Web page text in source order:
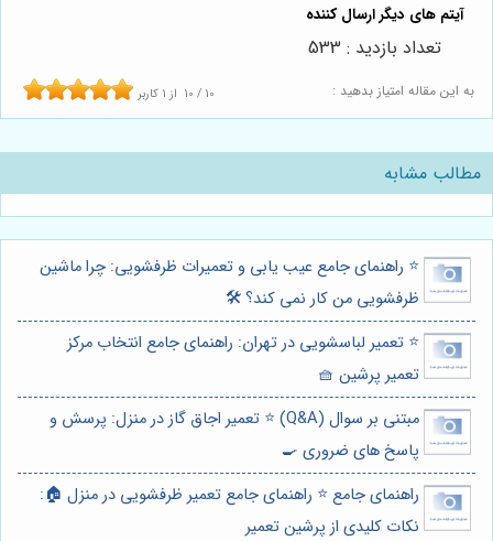
به این مقاله امتیاز بدهید : 10 / 10 از 1 کاربر
تعداد بازدید : 533
مطالب مشابه
⭐️ راهنمای جامع عیب یابی و تعمیرات ظرفشویی: چرا ماشین
ظرفشویی من کار نمی کند؟ 🛠️
⭐️ تعمیر لباسشویی در تهران: راهنمای جامع انتخاب مرکز
تعمیر پرشین 🧺
مبتنی بر سوال (Q&A) ⭐️ تعمیر اجاق گاز در منزل: پرسش و
پاسخ های ضروری 🍳
راهنمای جامع ⭐️ راهنمای جامع تعمیر ظرفشویی در منزل 🏠:
نکات کلیدی از پرشین تعمیر